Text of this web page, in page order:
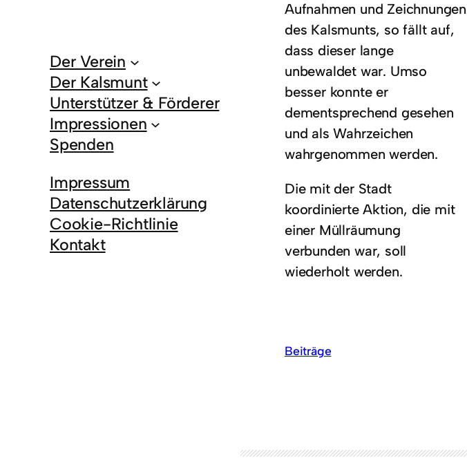
Der Verein
Der Kalsmunt
Unterstützer & Förderer
Impressionen
Spenden
Impressum
Datenschutzerklärung
Cookie-Richtlinie
Kontakt
Aufnahmen und Zeichnungen
des Kalsmunts, so fällt auf,
dass dieser lange
unbewaldet war. Umso
besser konnte er
dementsprechend gesehen
und als Wahrzeichen
wahrgenommen werden.
Die mit der Stadt
koordinierte Aktion, die mit
einer Müllräumung
verbunden war, soll
wiederholt werden.
Beiträge